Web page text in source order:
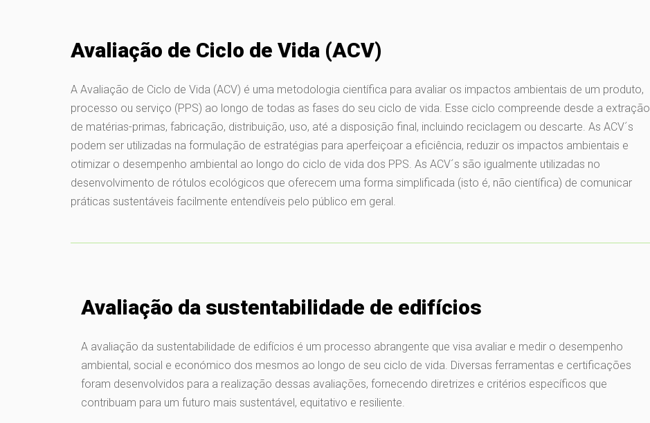
Avaliação de Ciclo de Vida (ACV)
A Avaliação de Ciclo de Vida (ACV) é uma metodologia científica para avaliar os impactos ambientais de um produto,
processo ou serviço (PPS) ao longo de todas as fases do seu ciclo de vida. Esse ciclo compreende desde a extração
de matérias-primas, fabricação, distribuição, uso, até a disposição final, incluindo reciclagem ou descarte. As ACV´s
podem ser utilizadas na formulação de estratégias para aperfeiçoar a eficiência, reduzir os impactos ambientais e
otimizar o desempenho ambiental ao longo do ciclo de vida dos PPS. As ACV´s são igualmente utilizadas no
desenvolvimento de rótulos ecológicos que oferecem uma forma simplificada (isto é, não científica) de comunicar
práticas sustentáveis facilmente entendíveis pelo público em geral.
Avaliação da sustentabilidade de edifícios
A avaliação da sustentabilidade de edifícios é um processo abrangente que visa avaliar e medir o desempenho
ambiental, social e económico dos mesmos ao longo de seu ciclo de vida. Diversas ferramentas e certificações
foram desenvolvidos para a realização dessas avaliações, fornecendo diretrizes e critérios específicos que
contribuam para um futuro mais sustentável, equitativo e resiliente.